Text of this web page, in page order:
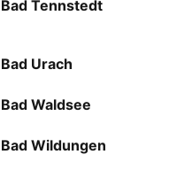
Bad Tennstedt
Bad Urach
Bad Waldsee
Bad Wildungen